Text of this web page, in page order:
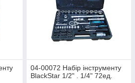
04-00072 Набір інструменту
BlackStar 1/2" . 1/4" 72ед.